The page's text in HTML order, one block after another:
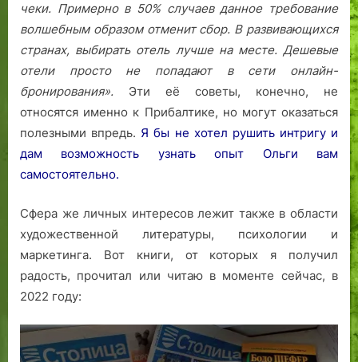
чеки. Примерно в 50% случаев данное требование
волшебным образом отменит сбор. В развивающихся
странах, выбирать отель лучше на месте. Дешевые
отели просто не попадают в сети онлайн-
бронирования». Эти её советы, конечно, не
относятся именно к Прибалтике, но могут оказаться
полезными впредь. Я бы не хотел рушить интригу и
дам возможность узнать опыт Ольги вам
самостоятельно.
Сфера же личных интересов лежит также в области
художественной литературы, психологии и
маркетинга. Вот книги, от которых я получил
радость, прочитал или читаю в моменте сейчас, в
2022 году: